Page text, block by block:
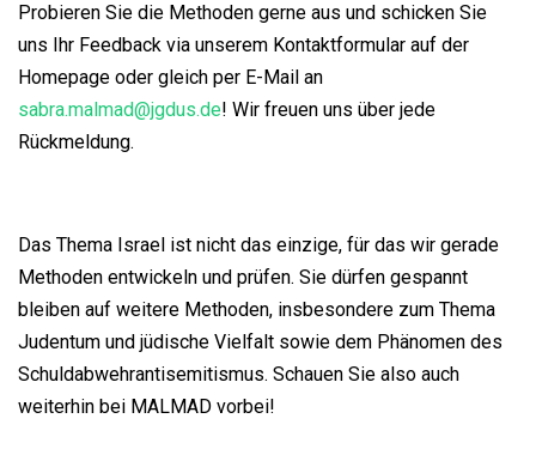
Probieren Sie die Methoden gerne aus und schicken Sie
uns Ihr Feedback via unserem Kontaktformular auf der
Homepage oder gleich per E-Mail an
sabra.malmad@jgdus.de! Wir freuen uns über jede
Rückmeldung.
Das Thema Israel ist nicht das einzige, für das wir gerade
Methoden entwickeln und prüfen. Sie dürfen gespannt
bleiben auf weitere Methoden, insbesondere zum Thema
Judentum und jüdische Vielfalt sowie dem Phänomen des
Schuldabwehrantisemitismus. Schauen Sie also auch
weiterhin bei MALMAD vorbei!